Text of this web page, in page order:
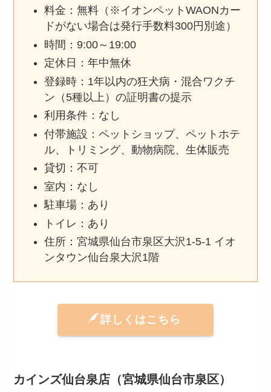
料金：無料（※イオンペットWAONカー
ドがない場合は発行手数料300円別途）
時間：9:00～19:00
定休日：年中無休
登録時：1年以内の狂犬病・混合ワクチ
ン（5種以上）の証明書の提示
利用条件：なし
付帯施設：ペットショップ、ペットホテ
ル、トリミング、動物病院、生体販売
貸切：不可
室内：なし
駐車場：あり
トイレ：あり
住所：宮城県仙台市泉区大沢1-5-1 イオ
ンタウン仙台泉大沢1階
詳しくはこちら
カインズ仙台泉店（宮城県仙台市泉区）